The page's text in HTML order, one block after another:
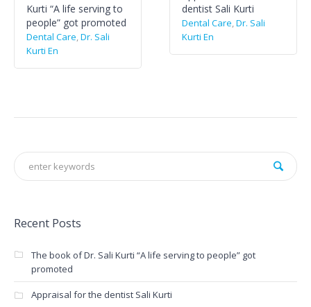
Kurti “A life serving to
people” got promoted
Dental Care,Dr. Sali
Kurti En
dentist Sali Kurti
Dental Care,Dr. Sali
Kurti En
Recent Posts
The book of Dr. Sali Kurti “A life serving to people” got
promoted
Appraisal for the dentist Sali Kurti